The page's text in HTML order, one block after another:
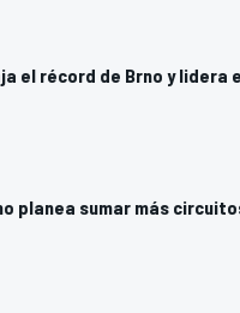
el récord de Brno y lidera
planea sumar más